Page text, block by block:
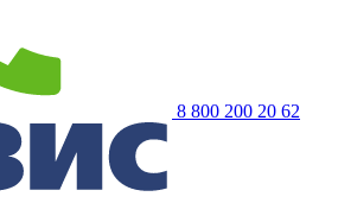
8 800 200 20 62